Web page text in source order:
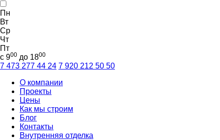
Пн
Вт
Ср
Чт
Пт
с 900 до 1800
7 473 277 44 24 7 920 212 50 50
О компании
Проекты
Цены
Как мы строим
Блог
Контакты
Внутренняя отделка